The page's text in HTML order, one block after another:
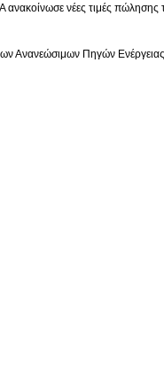
ανακοίνωσε νέες τιμές
Ανανεώσιμων Πηγών